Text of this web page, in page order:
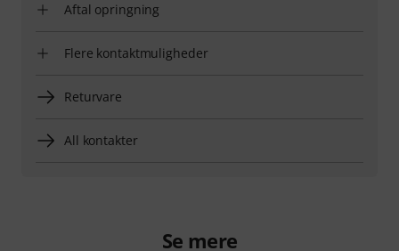
Aftal opringning
Flere kontaktmuligheder
Returvare
All kontakter
Se mere